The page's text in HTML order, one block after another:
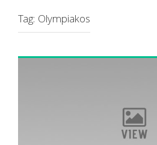
Tag: Olympiakos